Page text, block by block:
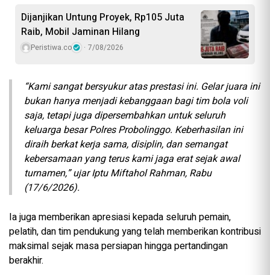
Dijanjikan Untung Proyek, Rp105 Juta
Raib, Mobil Jaminan Hilang
Peristiwa.co 7/08/2026
“Kami sangat bersyukur atas prestasi ini. Gelar juara ini
bukan hanya menjadi kebanggaan bagi tim bola voli
saja, tetapi juga dipersembahkan untuk seluruh
keluarga besar Polres Probolinggo. Keberhasilan ini
diraih berkat kerja sama, disiplin, dan semangat
kebersamaan yang terus kami jaga erat sejak awal
turnamen,” ujar Iptu Miftahol Rahman, Rabu
(17/6/2026).
Ia juga memberikan apresiasi kepada seluruh pemain,
pelatih, dan tim pendukung yang telah memberikan kontribusi
maksimal sejak masa persiapan hingga pertandingan
berakhir.